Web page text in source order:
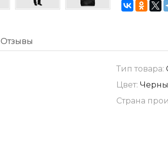
Отзывы
Тип товара:
Цвет:
Страна